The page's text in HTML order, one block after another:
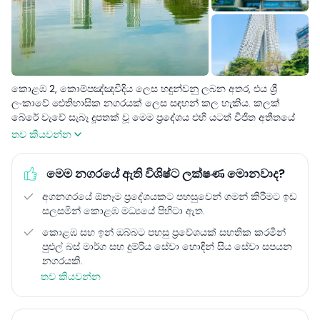
කොළඹ 2, කොම්පඤ්ඤවීදිය ලෙස හඳුන්වනු ලබන අතර, එය ශ්‍රී
ලංකාවේ ඓතිහාසික නගරයක් ලෙස සඳහන් කල හැකිය. කලක්
බේරේ වැවේ සැබෑ දූපතක් වූ මෙම ප්‍රදේශය එහි යටත් විජිත අතීතයේ
සිට කොළඹ හදවත තුළ කාර්යබහුල වාණිජ මධ්‍යස්ථානයක් බවට
‌ගොඩනැගිලි දක්වා විවිධ ගෘහ නිර්මාණ ශෛලීන්ගෙන් සමන්විත
කොළඹ 2 නාගරික සංවර්ධනයේ සුවිශේෂී දියුණුවක් ඇති උපනගරයක්
කොළඹ 02, එහි සංස්කෘතික හා ආගමික භූ දර්ශනයට දායක වන
බේරේ වැව සහ ගංගාරාම විහාරය වැනි සැලකිය යුතු ප්‍රචලිත ස්ථාන
වලින් සමන්විත වේ. මධ්‍යම ව්‍යාපාරික දිස්ත්‍රික්කයක් ලෙස, එය
ආයතනික කාර්යාල, රජයේ ගොඩනැගිලි සහ විනෝදාස්වාද
අවකාශයන්හි නිවහන වන අතර එය ඓතිහාසික ගවේෂණ සහ නවීන
නගර ජීවිතය යන දෙකටම ප්‍රධාන ප්‍රදේශයක් බවට පත් කරයි.
කොළඹ 2 , නේවාසික සහ වාණිජ සංවර්ධනයේ මිශ්‍රණයකින්
තව කියවන්න
මෙම නගරයේ ඇති විශිෂ්ට ලක්ෂණ මොනවාද?
අගනගරයේ ඕනෑම ප්‍රදේශයකට පහසුවෙන් ගමන් කිරීමට ඉඩ
සලසමින් කොළඹ මධ්‍යයේ පිහිටා ඇත.
කොළඹ සහ ඉන් ඔබ්බට පහසු ප්‍රවේශයක් සහතික කරමින්
පුළුල් බස් මාර්ග සහ දුම්රිය සේවා හොඳින් සිය සේවා සපයන
නගරයකි.
තව කියවන්න